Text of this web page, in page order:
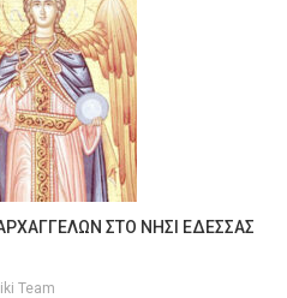
ΣΤΟ ΝΗΣΙ ΕΔΕΣΣΑΣ
Team